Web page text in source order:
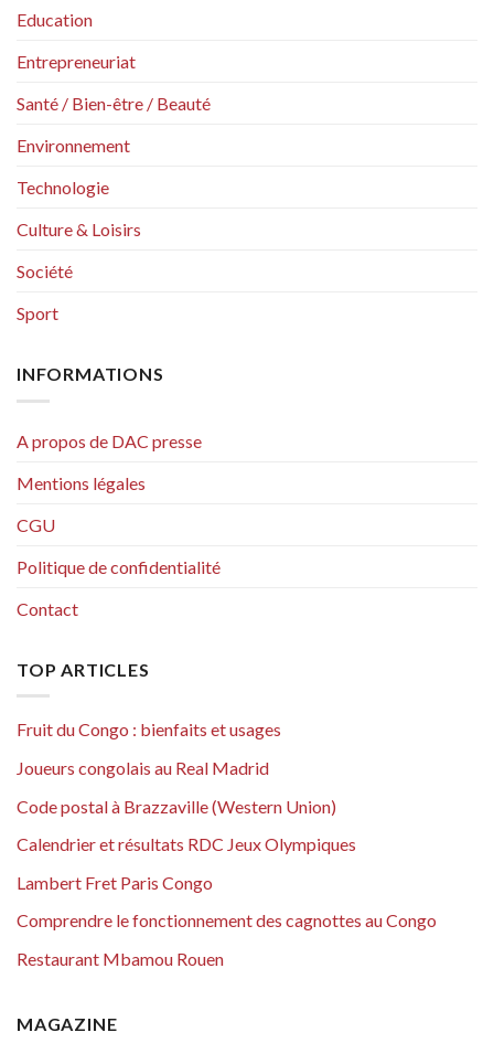
Education
Entrepreneuriat
Santé / Bien-être / Beauté
Environnement
Technologie
Culture & Loisirs
Société
Sport
INFORMATIONS
A propos de DAC presse
Mentions légales
CGU
Politique de confidentialité
Contact
TOP ARTICLES
Fruit du Congo : bienfaits et usages
Joueurs congolais au Real Madrid
Code postal à Brazzaville (Western Union)
Calendrier et résultats RDC Jeux Olympiques
Lambert Fret Paris Congo
Comprendre le fonctionnement des cagnottes au Congo
Restaurant Mbamou Rouen
MAGAZINE